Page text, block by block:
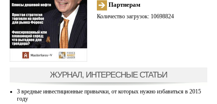
Партнерам
Количество загрузок: 10698824
ЖУРНАЛ, ИНТЕРЕСНЫЕ СТАТЬИ
3 вредные инвестиционные привычки, от которых нужно избавиться в 2015
году